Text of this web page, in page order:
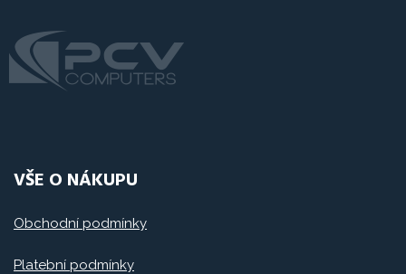
VŠE O NÁKUPU
Obchodní podmínky
Platební podmínky